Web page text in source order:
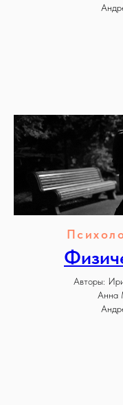
Авторы:
Анна